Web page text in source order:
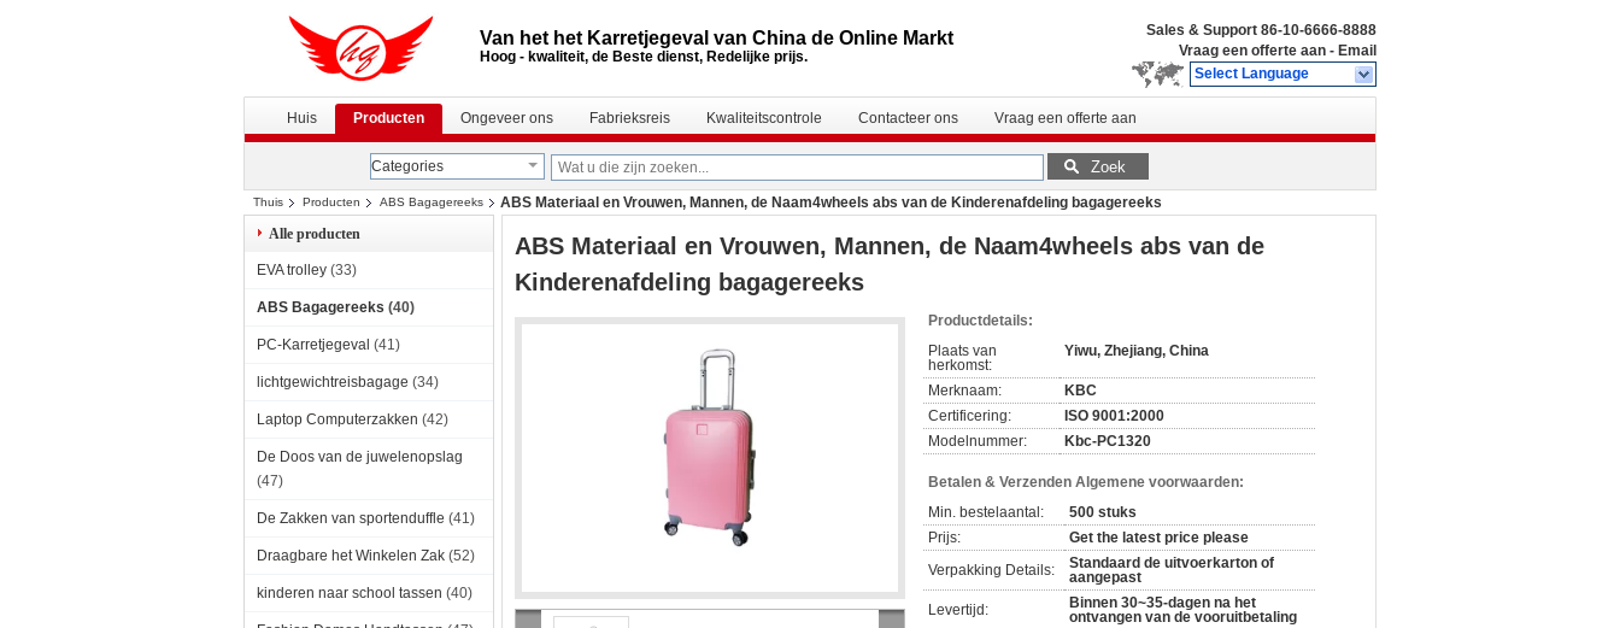
Van het het Karretjegeval van China de Online Markt
Hoog - kwaliteit, de Beste dienst, Redelijke prijs.
Sales & Support 86-10-6666-8888
Vraag een offerte aan - Email
Select Language
Huis Producten Ongeveer ons Fabrieksreis Kwaliteitscontrole Contacteer ons Vraag een offerte aan
Categories Zoek
Thuis Producten ABS Bagagereeks
ABS Materiaal en Vrouwen, Mannen, de Naam4wheels abs van de Kinderenafdeling bagagereeks
Alle producten
EVA trolley (33)
ABS Bagagereeks (40)
PC-Karretjegeval (41)
lichtgewichtreisbagage (34)
Laptop Computerzakken (42)
De Doos van de juwelenopslag
(47)
De Zakken van sportenduffle (41)
Draagbare het Winkelen Zak (52)
kinderen naar school tassen (40)
ABS Materiaal en Vrouwen, Mannen, de Naam4wheels abs van de
Kinderenafdeling bagagereeks
Productdetails:
Plaats van
herkomst:
Yiwu, Zhejiang, China
Merknaam:
KBC
Certificering:
ISO 9001:2000
Modelnummer:
Kbc-PC1320
Betalen & Verzenden Algemene voorwaarden:
Min. bestelaantal:
500 stuks
Prijs:
Get the latest price please
Verpakking Details:
Standaard de uitvoerkarton of
aangepast
Levertijd:
Binnen 30~35-dagen na het
ontvangen van de vooruitbetaling